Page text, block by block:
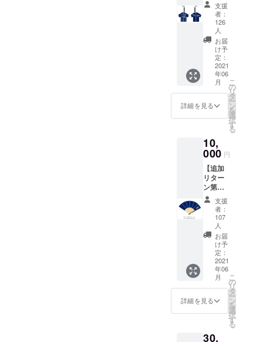
掲出さ
せてい
ただき
ます。
【ポス
トカー
ドサイ
ズ】幅
10cm×
高さ
15cm
【スポ
ンサー
掲出サ
イズ】※
コース
によっ
て異な
ります
※ご支援
金額に
は送料
を含み
ます。
定は不
可 ※2：
ベスト
電器ス
タジア
ム内/場
所/掲載
期間は
未定
サー
ボード
するお
名前を
「備考
欄」に
ご記載
くださ
い。
特段の
記載が
ない場
合はご
本名を
掲出さ
せてい
ただき
ます。
【カー
マグ
ネット
ズ】幅
グ限
定》
※1 特典
②・・
スポン
サー
ボード
に名前
を掲載
（ご支
によっ
てサイ
※2 ※1：
『選手
サイ
ン』
は、選
手の指
定は不
可 ※2：
ベスト
電器ス
タジア
ム内/場
所/掲載
期間は
未定
サー
ボード
するお
アビス
パユニ
フォー
ム型
ペット
ボトル
ホル
ダー
《クラ
ウド
ファン
典
①・・
【選手
直筆サ
イン入
り】オ
リジナ
ルデザ
インポ
スト
カード
《クラ
ウド
ファン
ディン
グ限
※1 特典
②・・
ボード
支援
者：
126
人
お届
け予
定：
2021
年06
月
詳細を見る
こ
の
リ
タ
ー
ン
を
選
択
す
る
10,
000 円
【追加
リター
ン第１
弾!!】 ■
蜂昇扇
子（せ
んす）
《2021
シーズ
ンデザ
イン》
特典
①・・
【選手
直筆サ
ルデザ
支援
者：
107
人
お届
け予
定：
2021
年06
月
詳細を見る
こ
の
リ
タ
ー
ン
を
選
択
す
る
30,